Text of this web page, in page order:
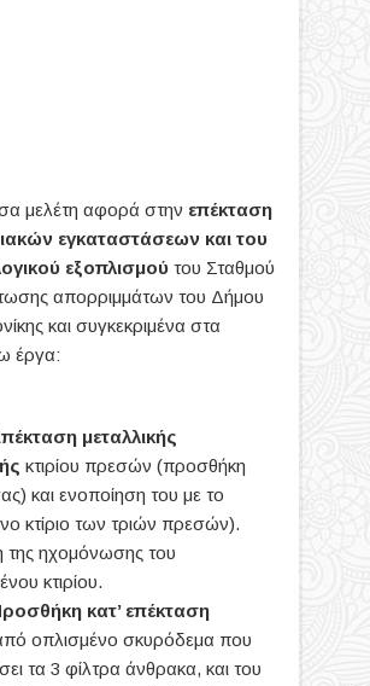
μελέτη αφορά στην επέκταση
εγκαταστάσεων και του
εξοπλισμού του Σταθμού
απορριμμάτων του Δήμου
και συγκεκριμένα στα
έργα:
μεταλλικής
κτιρίου πρεσών (προσθήκη
και ενοποίηση του με το
κτίριο των τριών πρεσών).
της ηχομόνωσης του
κτιρίου.
κατ’ επέκταση
οπλισμένο σκυρόδεμα που
τα 3 φίλτρα άνθρακα, και του